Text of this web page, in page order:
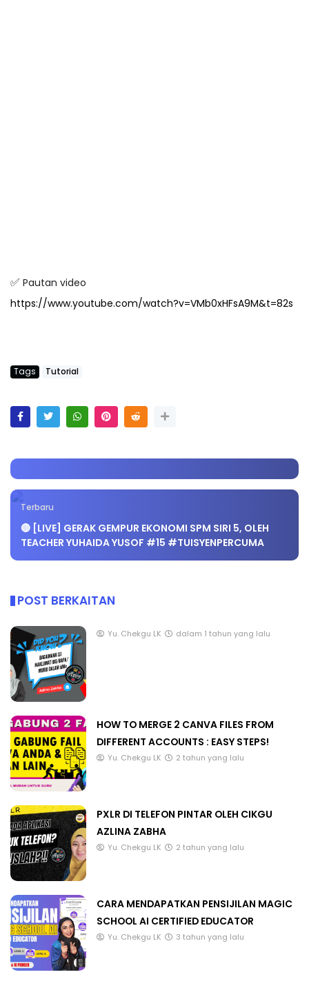
✅ Pautan video
https://www.youtube.com/watch?v=VMb0xHFsA9M&t=82s
Tags Tutorial
Terbaru
🔴 [LIVE] GERAK GEMPUR EKONOMI SPM SIRI 5, OLEH
TEACHER YUHAIDA YUSOF #15 #TUISYENPERCUMA
POST BERKAITAN
Yu. Chekgu LK dalam 1 tahun yang lalu
HOW TO MERGE 2 CANVA FILES FROM
DIFFERENT ACCOUNTS : EASY STEPS!
Yu. Chekgu LK 2 tahun yang lalu
PXLR DI TELEFON PINTAR OLEH CIKGU
AZLINA ZABHA
Yu. Chekgu LK 2 tahun yang lalu
CARA MENDAPATKAN PENSIJILAN MAGIC
SCHOOL AI CERTIFIED EDUCATOR
Yu. Chekgu LK 3 tahun yang lalu